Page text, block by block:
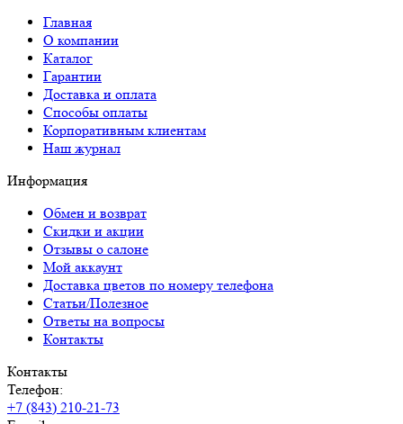
Главная
О компании
Каталог
Гарантии
Доставка и оплата
Способы оплаты
Корпоративным клиентам
Наш журнал
Информация
Обмен и возврат
Скидки и акции
Отзывы о салоне
Мой аккаунт
Доставка цветов по номеру телефона
Статьи/Полезное
Ответы на вопросы
Контакты
Контакты
Телефон:
+7 (843) 210-21-73